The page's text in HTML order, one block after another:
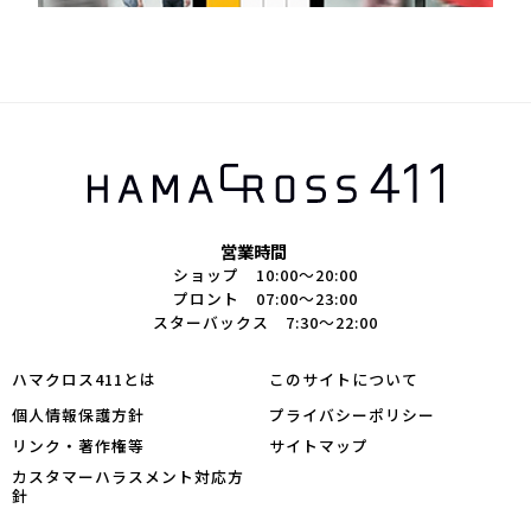
営業時間
ショップ 10:00～20:00
プロント 07:00～23:00
スターバックス 7:30～22:00
ハマクロス411とは
このサイトについて
個人情報保護方針
プライバシーポリシー
リンク・著作権等
サイトマップ
カスタマーハラスメント対応方
針